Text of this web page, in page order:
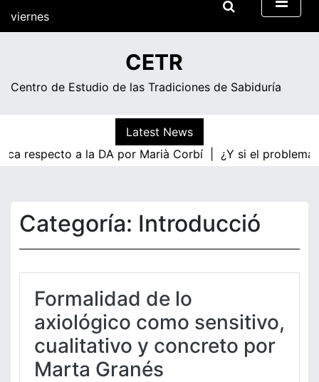
viernes
CETR
Centro de Estudio de las Tradiciones de Sabiduría
Latest News
respecto a la DA por Marià Corbí |
¿Y si el
Categoría: Introducció
Formalidad de lo
axiológico como sensitivo,
cualitativo y concreto por
Marta Granés